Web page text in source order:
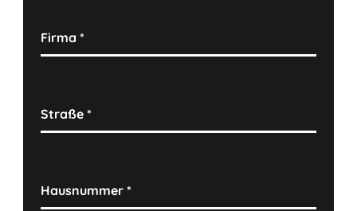
Firma*
Straße*
Hausnummer*